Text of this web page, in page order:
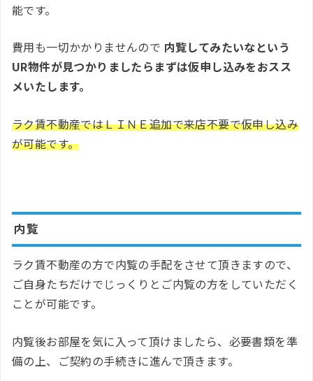
能です。
費用も一切かかりませんので 内覧してみたいなという
UR物件が見つかりましたらまずは仮申し込みをおスス
メいたします。
ラク賃不動産ではＬＩＮＥ追加で来店不要で仮申し込み
が可能です。
内覧
ラク賃不動産の方で内覧の手配をさせて頂きますので、
ご自身たちだけでじっくりとご内覧の方をしていただく
ことが可能です。
内覧後お部屋を気に入って頂けましたら、必要書類を準
備の上、ご契約の手続きに進んで頂きます。